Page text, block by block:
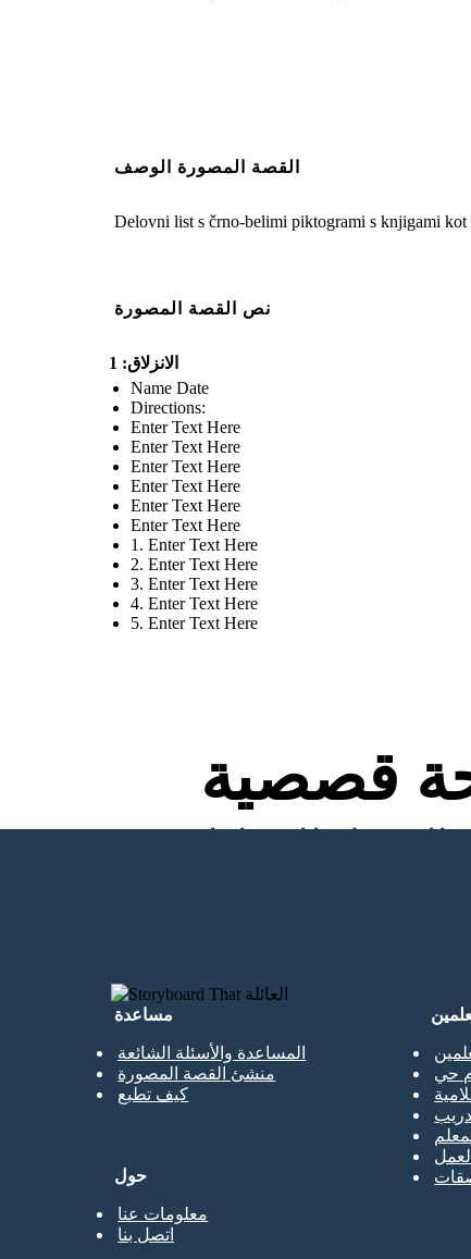
القصة المصورة الوصف
Delovni list s črno-belimi piktogrami s knjigami
نص القصة المصورة
الانزلاق: 1
Name Date
Directions:
Enter Text Here
Enter Text Here
Enter Text Here
Enter Text Here
Enter Text Here
Enter Text Here
1. Enter Text Here
2. Enter Text Here
3. Enter Text Here
4. Enter Text Here
5. Enter Text Here
قصصية
مساعدة
المساعدة والأسئلة الشائعة
منشئ القصة المصورة
كيف تطبع
حي
حول
معلومات عنا
اتصل بنا